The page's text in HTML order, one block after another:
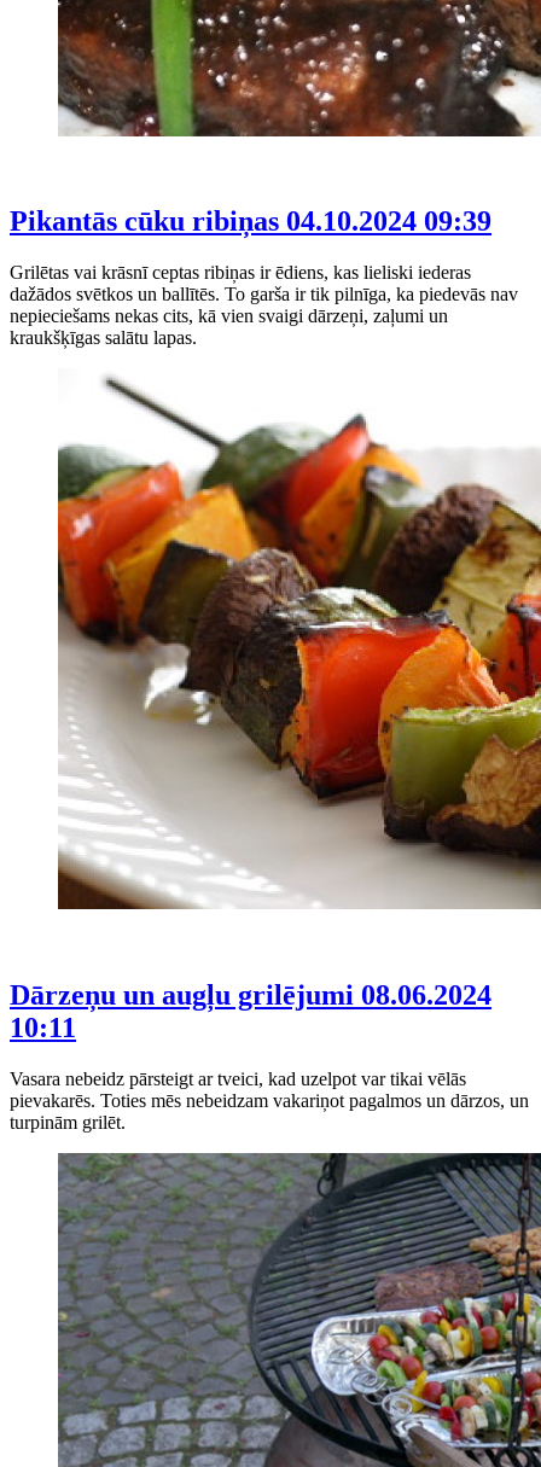
Pikantās cūku ribiņas 04.10.2024 09:39
Grilētas vai krāsnī ceptas ribiņas ir ēdiens, kas lieliski iederas
dažādos svētkos un ballītēs. To garša ir tik pilnīga, ka piedevās nav
nepieciešams nekas cits, kā vien svaigi dārzeņi, zaļumi un
kraukšķīgas salātu lapas.
Dārzeņu un augļu grilējumi 08.06.2024
10:11
Vasara nebeidz pārsteigt ar tveici, kad uzelpot var tikai vēlās
pievakarēs. Toties mēs nebeidzam vakariņot pagalmos un dārzos, un
turpinām grilēt.